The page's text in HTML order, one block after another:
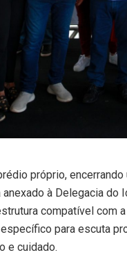
próprio,
à Delegacia do
compatível com
para escuta
e cuidado.